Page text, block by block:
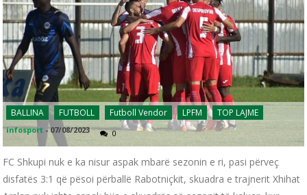
BALLINA FUTBOLL Futboll Vendor LPFM TOP LAJME
infosport -07/08/2023 0
FC Shkupi nuk e ka nisur aspak mbarë sezonin e ri, pasi përveç
disfatës 3:1 që pësoi përballë Rabotniçkit, skuadra e trajnerit Xhihat